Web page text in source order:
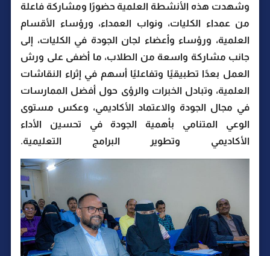
وشهدت هذه الأنشطة العلمية حضورًا ومشاركة فاعلة
من عمداء الكليات، ونواب العمداء، ورؤساء الأقسام
العلمية، ورؤساء وأعضاء لجان الجودة في الكليات، إلى
جانب مشاركة واسعة من الطلاب، ما أضفى على ورش
العمل بعدًا تطبيقيًا وتفاعليًا أسهم في إثراء النقاشات
العلمية، وتبادل الخبرات والرؤى حول أفضل الممارسات
في مجال الجودة والاعتماد الأكاديمي، وعكس مستوى
الوعي المتنامي بأهمية الجودة في تحسين الأداء
الأكاديمي وتطوير البرامج التعليمية.